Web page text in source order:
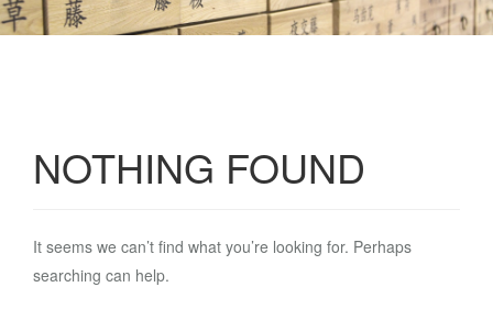
NOTHING FOUND
It seems we can’t find what you’re looking for. Perhaps
searching can help.